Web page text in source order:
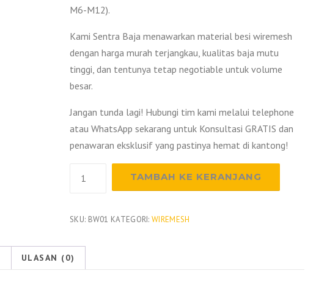
M6-M12).
Kami Sentra Baja menawarkan material besi wiremesh
dengan harga murah terjangkau, kualitas baja mutu
tinggi, dan tentunya tetap negotiable untuk volume
besar.
Jangan tunda lagi! Hubungi tim kami melalui telephone
atau WhatsApp sekarang untuk Konsultasi GRATIS dan
penawaran eksklusif yang pastinya hemat di kantong!
Wiremesh
2026
TAMBAH KE KERANJANG
SKU: BW01 KATEGORI:WIREMESH
ULASAN (0)